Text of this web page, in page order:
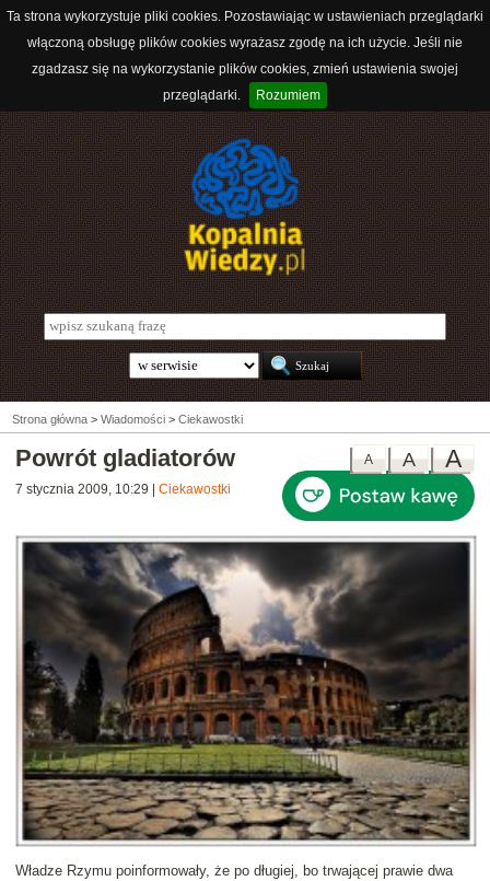
Ta strona wykorzystuje pliki cookies. Pozostawiając w ustawieniach przeglądarki
włączoną obsługę plików cookies wyrażasz zgodę na ich użycie. Jeśli nie
zgadzasz się na wykorzystanie plików cookies, zmień ustawienia swojej
przeglądarki.
Rozumiem
Strona główna > Wiadomości > Ciekawostki
A
A
A
Powrót gladiatorów
7 stycznia 2009, 10:29 Ciekawostki
Władze Rzymu poinformowały, że po długiej, bo trwającej prawie dwa